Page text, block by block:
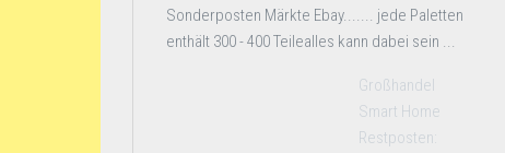
Sonderposten Märkte Ebay....... jede Paletten
enthält 300 - 400 Teilealles kann dabei sein ...
Großhandel
Smart Home
Restposten: